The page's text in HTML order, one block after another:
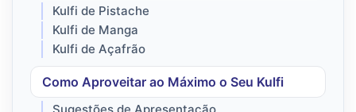
Kulfi de Pistache
Kulfi de Manga
Kulfi de Açafrão
Como Aproveitar ao Máximo o Seu Kulfi